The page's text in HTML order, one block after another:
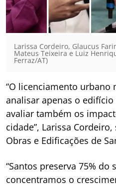
Larissa Cordeiro, Glaucus
Mateus Teixeira e Luiz
Ferraz/AT)
“O licenciamento urbano
analisar apenas o
avaliar também os
cidade”, Larissa
Obras e Edificações de
“Santos preserva 75%
concentramos o